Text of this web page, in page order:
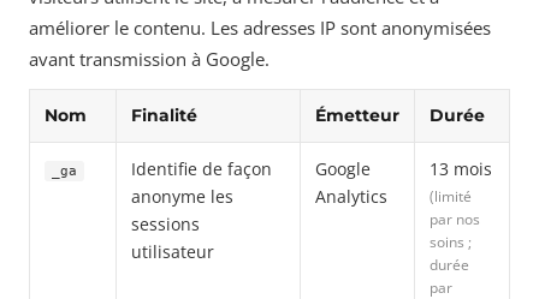
améliorer le contenu. Les adresses IP sont anonymisées
avant transmission à Google.
Nom Finalité Émetteur Durée
_ga
Identifie de façon
anonyme les
sessions
utilisateur
Google
Analytics
13 mois
(limité
par nos
soins ;
durée
par